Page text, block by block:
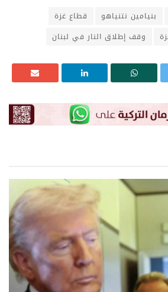
بنيامين نتنياهو
قطاع غزة
وقف إطلاق النار في لبنان